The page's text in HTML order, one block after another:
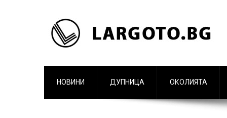
НОВИНИ ДУПНИЦА ОКОЛИЯТА